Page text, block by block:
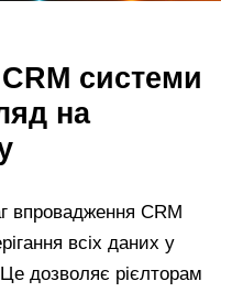
системи
на
впровадження CRM
всіх даних у
дозволяє рієлторам